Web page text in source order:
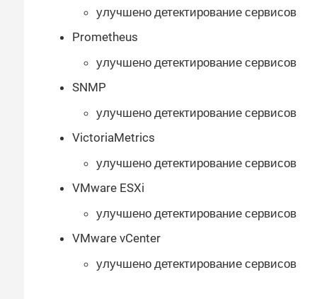
улучшено детектирование сервисов
Prometheus
улучшено детектирование сервисов
SNMP
улучшено детектирование сервисов
VictoriaMetrics
улучшено детектирование сервисов
VMware ESXi
улучшено детектирование сервисов
VMware vCenter
улучшено детектирование сервисов